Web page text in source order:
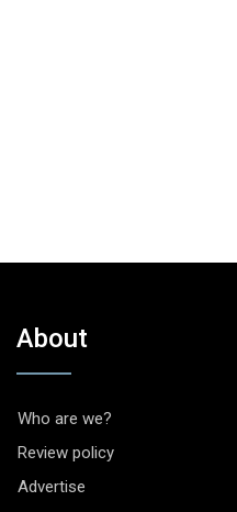
About
Who are we?
Review policy
Advertise